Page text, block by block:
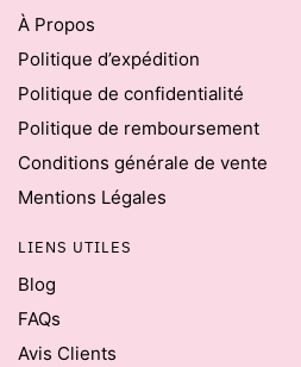
À Propos
Politique d’expédition
Politique de confidentialité
Politique de remboursement
Conditions générale de vente
Mentions Légales
LIENS UTILES
Blog
FAQs
Avis Clients